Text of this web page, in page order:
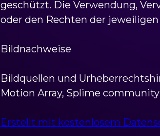
geschützt. Die Verwendung,
oder den Rechten der
Bildnachweise
Bildquellen und
Motion Array, Splime community
Erstellt mit kostenlosem